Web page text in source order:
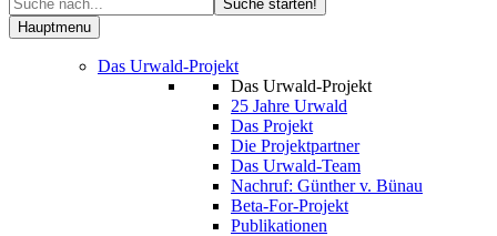
Hauptmenu
Das Urwald-Projekt
Das Urwald-Projekt
25 Jahre Urwald
Das Projekt
Die Projektpartner
Das Urwald-Team
Nachruf: Günther v. Bünau
Beta-For-Projekt
Publikationen